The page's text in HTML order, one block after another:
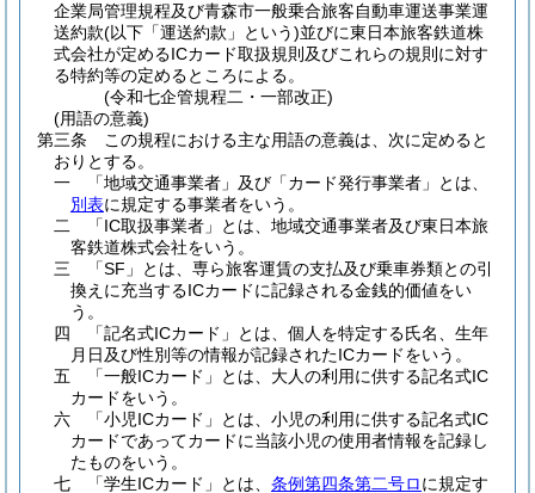
企業局管理規程及び青森市一般乗合旅客自動車運送事業運
送約款(以下「運送約款」という)並びに東日本旅客鉄道株
式会社が定めるICカード取扱規則及びこれらの規則に対す
る特約等の定めるところによる。
(令和七企管規程二・一部改正)
(用語の意義)
第三条
この規程における主な用語の意義は、次に定めると
おりとする。
一
「地域交通事業者」及び「カード発行事業者」とは、
別表に規定する事業者をいう。
二
「IC取扱事業者」とは、地域交通事業者及び東日本旅
客鉄道株式会社をいう。
三
「SF」とは、専ら旅客運賃の支払及び乗車券類との引
換えに充当するICカードに記録される金銭的価値をい
う。
四
「記名式ICカード」とは、個人を特定する氏名、生年
月日及び性別等の情報が記録されたICカードをいう。
五
「一般ICカード」とは、大人の利用に供する記名式IC
カードをいう。
六
「小児ICカード」とは、小児の利用に供する記名式IC
カードであってカードに当該小児の使用者情報を記録し
たものをいう。
七
「学生ICカード」とは、 条例第四条第二号ロに規定す